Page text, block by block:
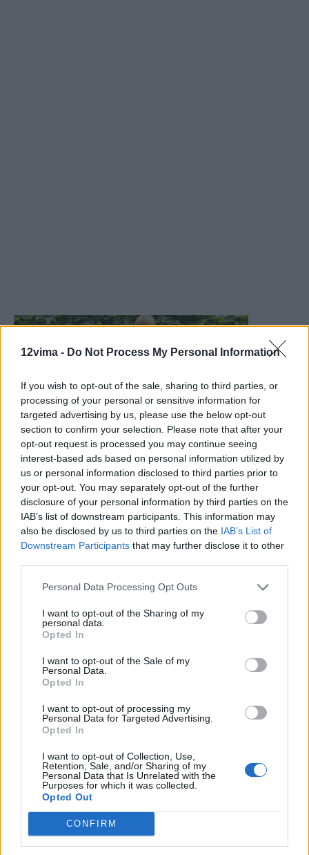
12vima - Do Not Process My Personal Information
If you wish to opt-out of the sale, sharing to third parties, or
processing of your personal or sensitive information for
targeted advertising by us, please use the below opt-out
section to confirm your selection. Please note that after your
opt-out request is processed you may continue seeing
interest-based ads based on personal information utilized by
us or personal information disclosed to third parties prior to
your opt-out. You may separately opt-out of the further
disclosure of your personal information by third parties on the
IAB’s list of downstream participants. This information may
also be disclosed by us to third parties on the IAB’s List of
Downstream Participants that may further disclose it to other
Personal Data Processing Opt Outs
I want to opt-out of the Sharing of my
personal data.
Opted In
I want to opt-out of the Sale of my
Personal Data.
Opted In
I want to opt-out of processing my
Personal Data for Targeted Advertising.
Opted In
I want to opt-out of Collection, Use,
Retention, Sale, and/or Sharing of my
Personal Data that Is Unrelated with the
Purposes for which it was collected.
Opted Out
CONFIRM